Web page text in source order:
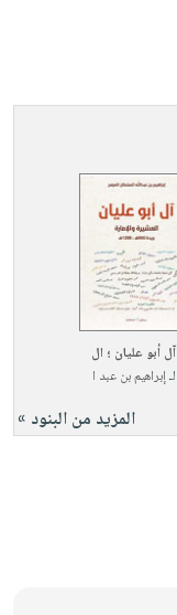
آل أبو عليان ؛ ال
لـإبراهيم بن عبد ا
المزيد من البنود »